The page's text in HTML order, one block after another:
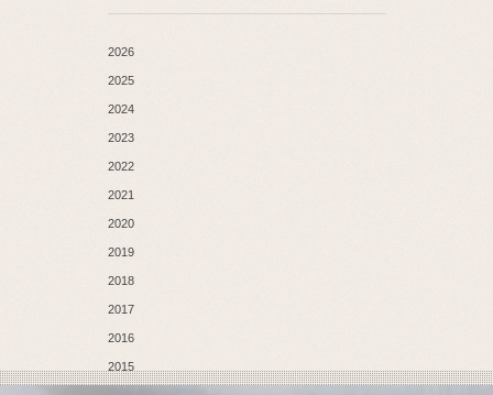
2026
2025
2024
2023
2022
2021
2020
2019
2018
2017
2016
2015